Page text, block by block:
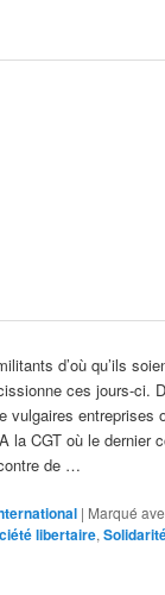
d’où qu’ils
ces jours-ci.
vulgaires entreprises
la CGT où le dernier
de …
| Marqué
libertaire,